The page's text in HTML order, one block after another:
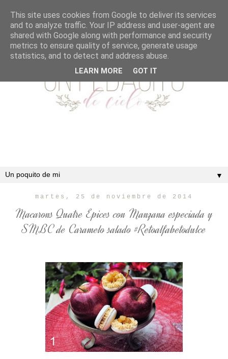
▼
martes, 25 de noviembre de 2014
Macarons Quatre Epices con Manzana especiada y
SMBC de Caramelo salado #Retoalfabetodulce
This site uses cookies from Google to deliver its services
and to analyze traffic. Your IP address and user-agent are
shared with Google along with performance and security
metrics to ensure quality of service, generate usage
statistics, and to detect and address abuse.
LEARN MORE GOT IT